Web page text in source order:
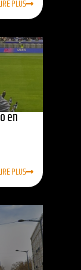
PLUS
en
PLUS